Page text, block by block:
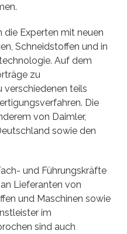
die Experten mit neuen
Schneidstoffen und in
Auf dem
zu
verschiedenen teils
Die
von Daimler,
sowie den
und Führungskräfte
Lieferanten von
und Maschinen sowie
im
sind auch